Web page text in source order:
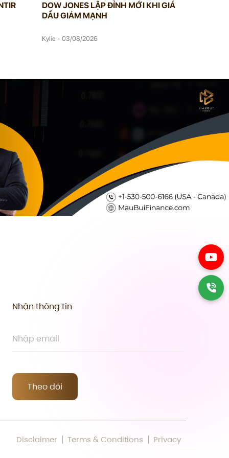
DOW JONES LẬP ĐỈNH MỚI KHI GIÁ
DẦU GIẢM MẠNH
Kylie - 03/08/2026
Nhận thông tin
Theo dõi
Disclaimer Terms & Conditions Privacy